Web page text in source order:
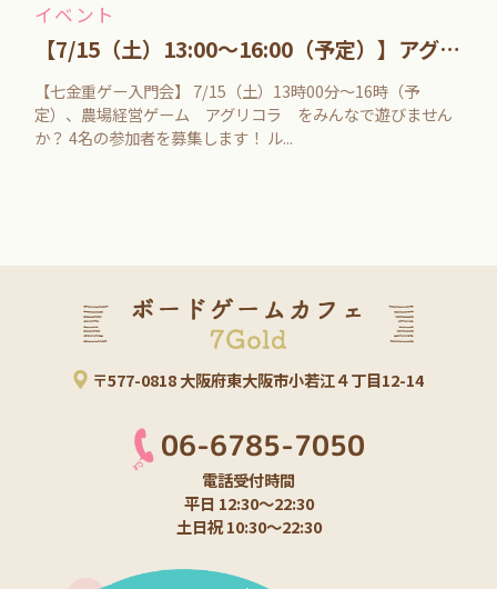
七金積みゲー崩し会
テラミスティカガイアプロジェクト
七金重ゲー入門会
新ゲーム 重要なお知らせ
ボードゲーム お得情報
ゲーム大会 シニア向け
マーダーミステリー
初心者歓迎
イベント
【7/15（土）13:00～16:00（予定）】アグリコラ【七金重ゲー入門会】
【七金重ゲー入門会】 7/15（土）13時00分～16時（予
定）、農場経営ゲーム アグリコラ をみんなで遊びません
か？ 4名の参加者を募集します！ ル...
〒577-0818 大阪府東大阪市小若江４丁目12-14
06-6785-7050
電話受付時間
平日 12:30～22:30
土日祝 10:30～22:30